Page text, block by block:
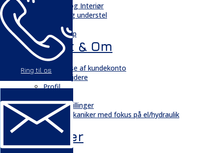
Ring til os
Kabiner og Interiør
Kæder og understel
Motor
Quickshop
Kontakt & Om
Kontakt
Oprettelse af kundekonto
Medarbejdere
Profil
Ledige stillinger
Mekaniker med fokus på el/hydraulik
GDPR
Nyheder